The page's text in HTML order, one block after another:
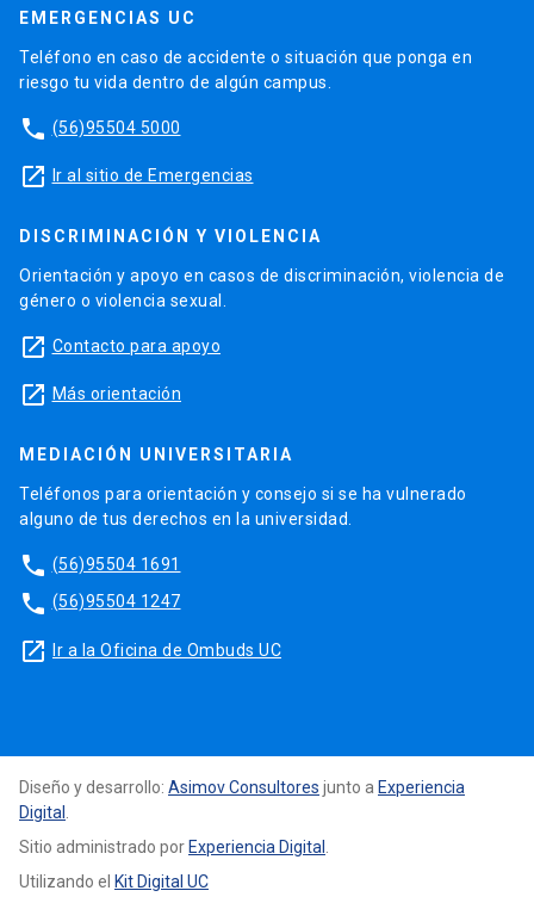
EMERGENCIAS UC
Teléfono en caso de accidente o situación que ponga en
riesgo tu vida dentro de algún campus.
phone (56)95504 5000
launch Ir al sitio de Emergencias
DISCRIMINACIÓN Y VIOLENCIA
Orientación y apoyo en casos de discriminación, violencia de
género o violencia sexual.
launch Contacto para apoyo
launch Más orientación
MEDIACIÓN UNIVERSITARIA
Teléfonos para orientación y consejo si se ha vulnerado
alguno de tus derechos en la universidad.
phone (56)95504 1691
phone (56)95504 1247
launch Ir a la Oficina de Ombuds UC
Diseño y desarrollo: Asimov Consultores junto a Experiencia
Digital
Sitio administrado por Experiencia Digital
Utilizando el Kit Digital UC